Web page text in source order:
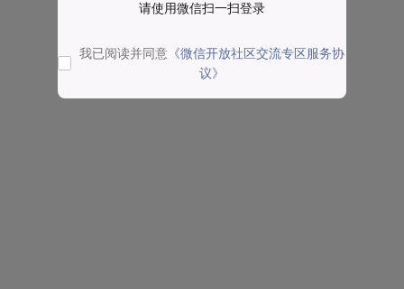
请使用微信扫一扫登录
我已阅读并同意 《微信开放社区交流专区服务协
议》